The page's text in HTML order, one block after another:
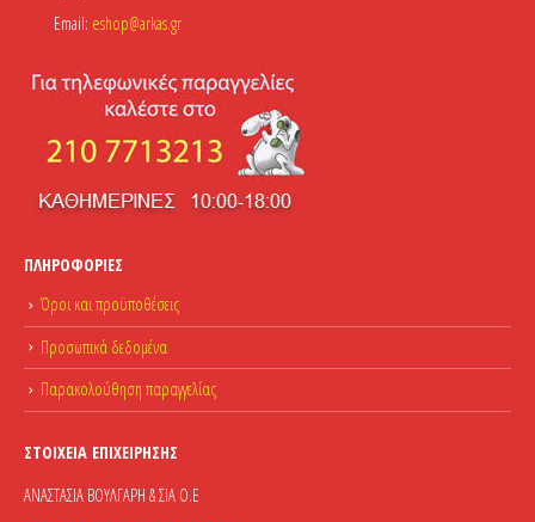
Email: eshop@arkas.gr
ΠΛΗΡΟΦΟΡΊΕΣ
Όροι και προϋποθέσεις
Προσωπικά δεδομένα
Παρακολούθηση παραγγελίας
ΣΤΟΙΧΕΊΑ ΕΠΙΧΕΊΡΗΣΗΣ
ΑΝΑΣΤΑΣΙΑ ΒΟΥΛΓΑΡΗ & ΣΙΑ Ο.Ε